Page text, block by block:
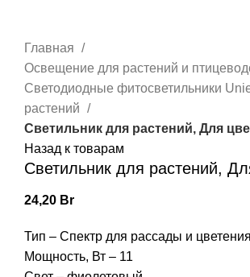
Главная
Освещение для растений и
Светодиодные фитосветильники
растений
Светильник для растений, Для
Назад к товарам
Светильник для растений,
24,20 Br
Тип – Спектр для рассады и цветения
Мощность, Вт – 11